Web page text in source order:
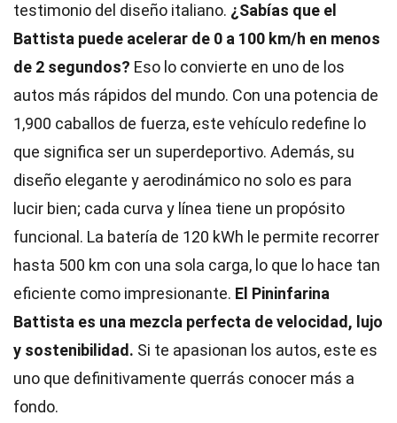
testimonio del diseño italiano. ¿Sabías que el
Battista puede acelerar de 0 a 100 km/h en menos
de 2 segundos? Eso lo convierte en uno de los
autos más rápidos del mundo. Con una potencia de
1,900 caballos de fuerza, este vehículo redefine lo
que significa ser un superdeportivo. Además, su
diseño elegante y aerodinámico no solo es para
lucir bien; cada curva y línea tiene un propósito
funcional. La batería de 120 kWh le permite recorrer
hasta 500 km con una sola carga, lo que lo hace tan
eficiente como impresionante. El Pininfarina
Battista es una mezcla perfecta de velocidad, lujo
y sostenibilidad. Si te apasionan los autos, este es
uno que definitivamente querrás conocer más a
fondo.